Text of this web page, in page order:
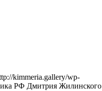
kimmeria.gallery/wp-
РФ Дмитрия Жилинского